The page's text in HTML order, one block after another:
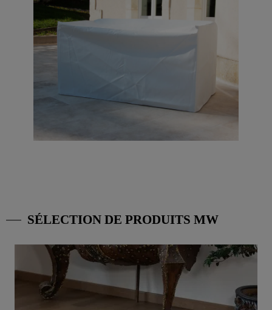
SÉLECTION DE PRODUITS MW